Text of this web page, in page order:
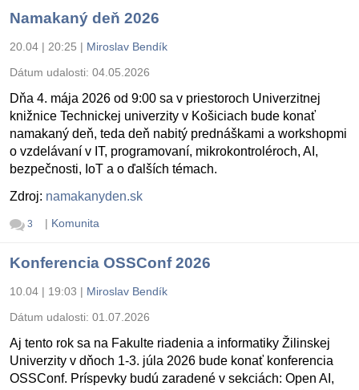
Namakaný deň 2026
20.04 | 20:25 | Miroslav Bendík
Dátum udalosti: 04.05.2026
Dňa 4. mája 2026 od 9:00 sa v priestoroch Univerzitnej
knižnice Technickej univerzity v Košiciach bude konať
namakaný deň, teda deň nabitý prednáškami a workshopmi
o vzdelávaní v IT, programovaní, mikrokontroléroch, AI,
bezpečnosti, IoT a o ďalších témach.
Zdroj: namakanyden.sk
3 | Komunita
Konferencia OSSConf 2026
10.04 | 19:03 | Miroslav Bendík
Dátum udalosti: 01.07.2026
Aj tento rok sa na Fakulte riadenia a informatiky Žilinskej
Univerzity v dňoch 1-3. júla 2026 bude konať konferencia
OSSConf. Príspevky budú zaradené v sekciách: Open AI,